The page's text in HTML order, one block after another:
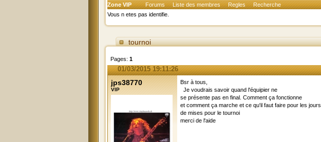
Zone VIP Forums Liste des membres Regles
Recherche
Vous n etes pas identifie.
tournoi
Pages: 1
01/03/2015 19:11:26
jps38770
VIP
Bsr à tous,
Je voudrais savoir quand l'équipier ne
se présente pas en final. Comment ça fonctionne
et comment ça marche et ce qu'il faut faire pour les jours
de mises pour le tournoi
merci de l'aide